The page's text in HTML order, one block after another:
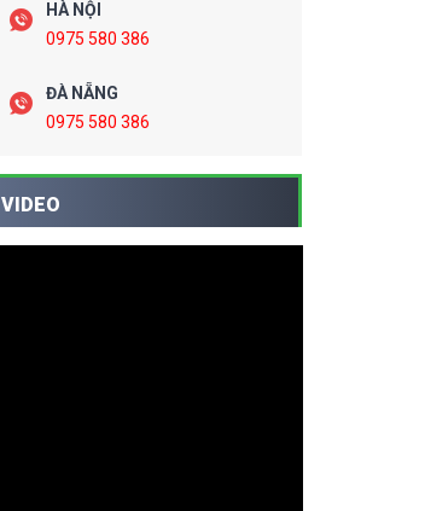
HÀ NỘI
0975 580 386
ĐÀ NẴNG
0975 580 386
VIDEO